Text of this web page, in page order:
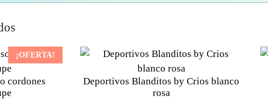
¡OFERTA!
cordones
Deportivos Blanditos by Crios blanco
rosa